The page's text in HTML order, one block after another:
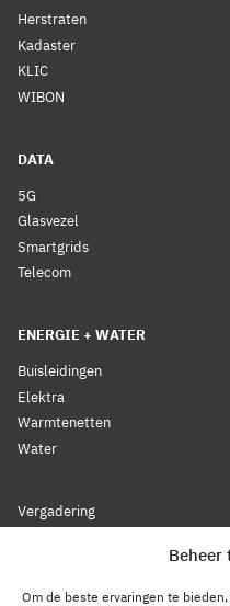
Beheer
Om de beste ervaringen te
Herstraten
Kadaster
KLIC
WIBON
DATA
5G
Glasvezel
Smartgrids
Telecom
ENERGIE + WATER
Buisleidingen
Elektra
Warmtenetten
Water
Vergadering
Bestuur